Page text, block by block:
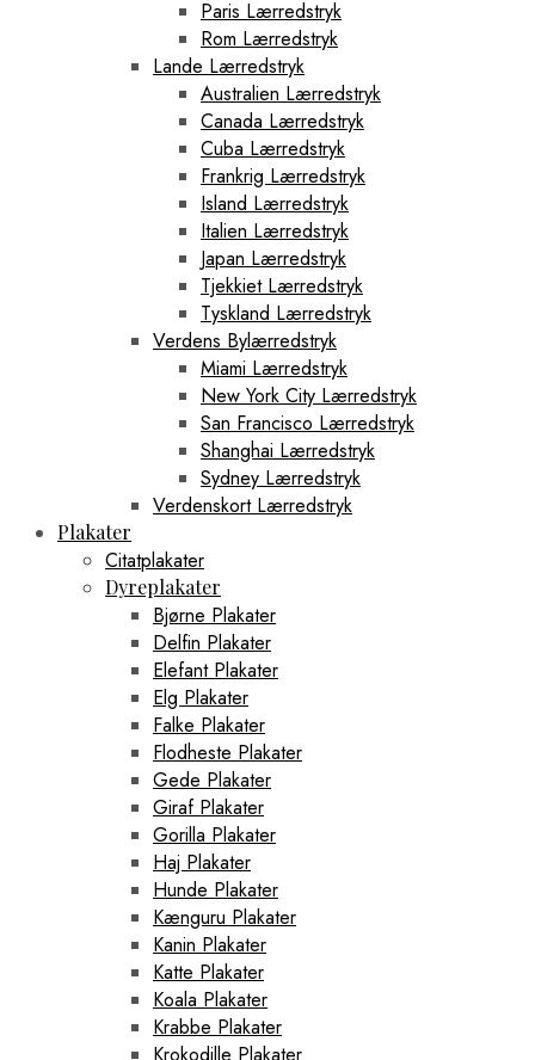
Paris Lærredstryk
Rom Lærredstryk
Lande Lærredstryk
Australien Lærredstryk
Canada Lærredstryk
Cuba Lærredstryk
Frankrig Lærredstryk
Island Lærredstryk
Italien Lærredstryk
Japan Lærredstryk
Tjekkiet Lærredstryk
Tyskland Lærredstryk
Verdens Bylærredstryk
Miami Lærredstryk
New York City Lærredstryk
San Francisco Lærredstryk
Shanghai Lærredstryk
Sydney Lærredstryk
Verdenskort Lærredstryk
Plakater
Citatplakater
Dyreplakater
Bjørne Plakater
Delfin Plakater
Elefant Plakater
Elg Plakater
Falke Plakater
Flodheste Plakater
Gede Plakater
Giraf Plakater
Gorilla Plakater
Haj Plakater
Hunde Plakater
Kænguru Plakater
Kanin Plakater
Katte Plakater
Koala Plakater
Krabbe Plakater